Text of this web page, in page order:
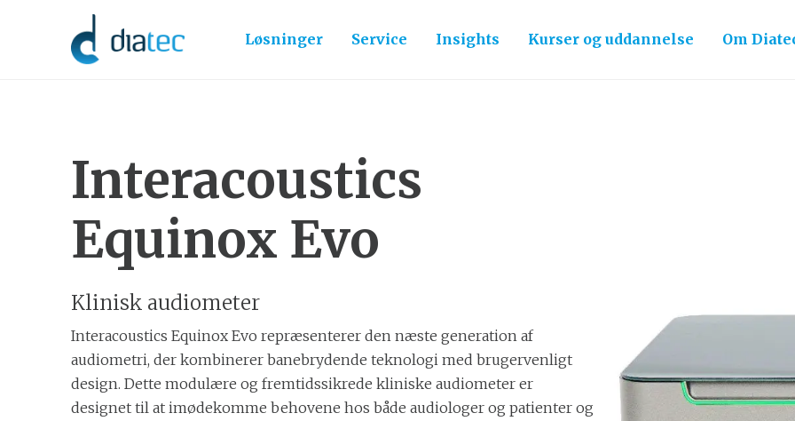
Løsninger Service Insights Kurser og uddannelse Om
Interacoustics
Equinox Evo
Klinisk audiometer
Interacoustics Equinox Evo repræsenterer den næste generation af
audiometri, der kombinerer banebrydende teknologi med brugervenligt
design. Dette modulære og fremtidssikrede kliniske audiometer er
designet til at imødekomme behovene hos både audiologer og patienter og